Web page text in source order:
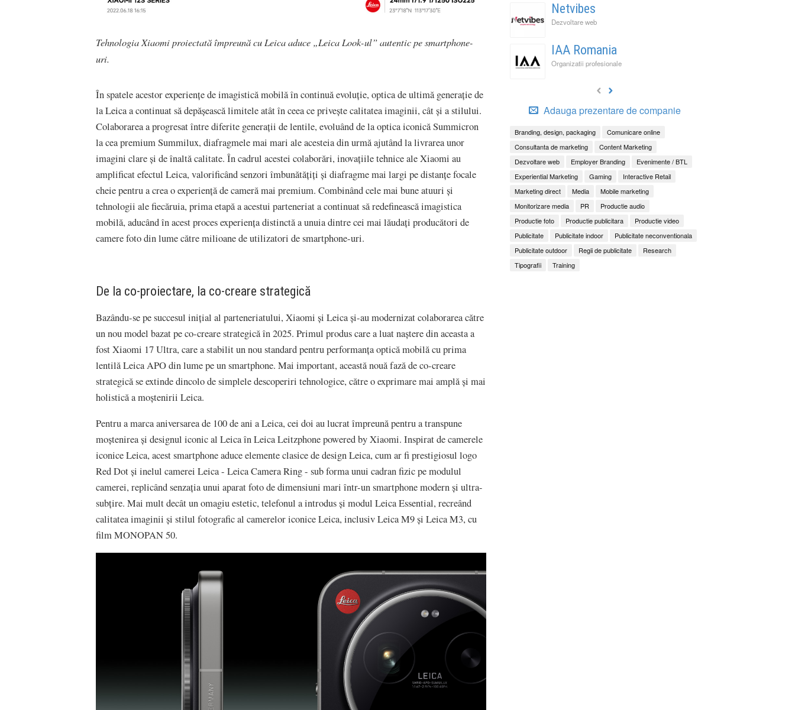
Tehnologia Xiaomi proiectată împreună cu Leica aduce „Leica Look-ul” autentic pe smartphone-
uri.
În spatele acestor experiențe de imagistică mobilă în continuă evoluție, optica de ultimă generație de
la Leica a continuat să depășească limitele atât în ceea ce privește calitatea imaginii, cât și a stilului.
Colaborarea a progresat între diferite generații de lentile, evoluând de la optica iconică Summicron
la cea premium Summilux, diafragmele mai mari ale acesteia din urmă ajutând la livrarea unor
imagini clare și de înaltă calitate. În cadrul acestei colaborări, inovațiile tehnice ale Xiaomi au
amplificat efectul Leica, valorificând senzori îmbunătățiți și diafragme mai largi pe distanțe focale
cheie pentru a crea o experiență de cameră mai premium. Combinând cele mai bune atuuri și
tehnologii ale fiecăruia, prima etapă a acestui parteneriat a continuat să redefinească imagistica
mobilă, aducând în acest proces experiența distinctă a unuia dintre cei mai lăudați producători de
camere foto din lume către milioane de utilizatori de smartphone-uri.
De la co-proiectare, la co-creare strategică
Bazându-se pe succesul inițial al parteneriatului, Xiaomi și Leica și-au modernizat colaborarea către
un nou model bazat pe co-creare strategică în 2025. Primul produs care a luat naștere din aceasta a
fost Xiaomi 17 Ultra, care a stabilit un nou standard pentru performanța optică mobilă cu prima
lentilă Leica APO din lume pe un smartphone. Mai important, această nouă fază de co-creare
strategică se extinde dincolo de simplele descoperiri tehnologice, către o exprimare mai amplă și mai
holistică a moștenirii Leica.
Pentru a marca aniversarea de 100 de ani a Leica, cei doi au lucrat împreună pentru a transpune
moștenirea și designul iconic al Leica în Leica Leitzphone powered by Xiaomi. Inspirat de camerele
iconice Leica, acest smartphone aduce elemente clasice de design Leica, cum ar fi prestigiosul logo
Red Dot și inelul camerei Leica - Leica Camera Ring - sub forma unui cadran fizic pe modulul
camerei, replicând senzația unui aparat foto de dimensiuni mari într-un smartphone modern și ultra-
subțire. Mai mult decât un omagiu estetic, telefonul a introdus și modul Leica Essential, recreând
calitatea imaginii și stilul fotografic al camerelor iconice Leica, inclusiv Leica M9 și Leica M3, cu
film MONOPAN 50.
Netvibes
Dezvoltare web
IAA Romania
Organizatii profesionale
Adauga prezentare de companie
Branding, design, packaging
Comunicare online
Consultanta de marketing
Content Marketing
Dezvoltare web
Employer Branding
Evenimente / BTL
Experiential Marketing
Gaming
Interactive Retail
Marketing direct
Media
Mobile marketing
Monitorizare media
PR
Productie audio
Productie foto
Productie publicitara
Productie video
Publicitate
Publicitate indoor
Publicitate neconventionala
Publicitate outdoor
Regii de publicitate
Research
Tipografii
Training